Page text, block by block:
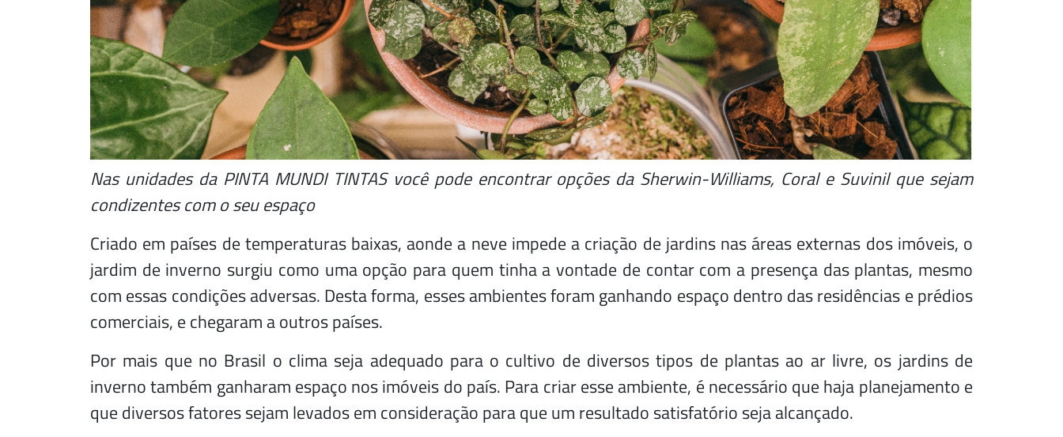
Nas unidades da PINTA MUNDI TINTAS você pode encontrar opções da Sherwin-Williams, Coral e Suvinil que sejam
condizentes com o seu espaço
Criado em países de temperaturas baixas, aonde a neve impede a criação de jardins nas áreas externas dos imóveis, o
jardim de inverno surgiu como uma opção para quem tinha a vontade de contar com a presença das plantas, mesmo
com essas condições adversas. Desta forma, esses ambientes foram ganhando espaço dentro das residências e prédios
comerciais, e chegaram a outros países.
Por mais que no Brasil o clima seja adequado para o cultivo de diversos tipos de plantas ao ar livre, os jardins de
inverno também ganharam espaço nos imóveis do país. Para criar esse ambiente, é necessário que haja planejamento e
que diversos fatores sejam levados em consideração para que um resultado satisfatório seja alcançado.